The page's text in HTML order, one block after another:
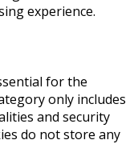
experience.
for the
only includes
and security
do not store any